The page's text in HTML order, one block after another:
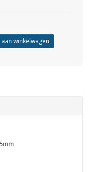
winkelwagen